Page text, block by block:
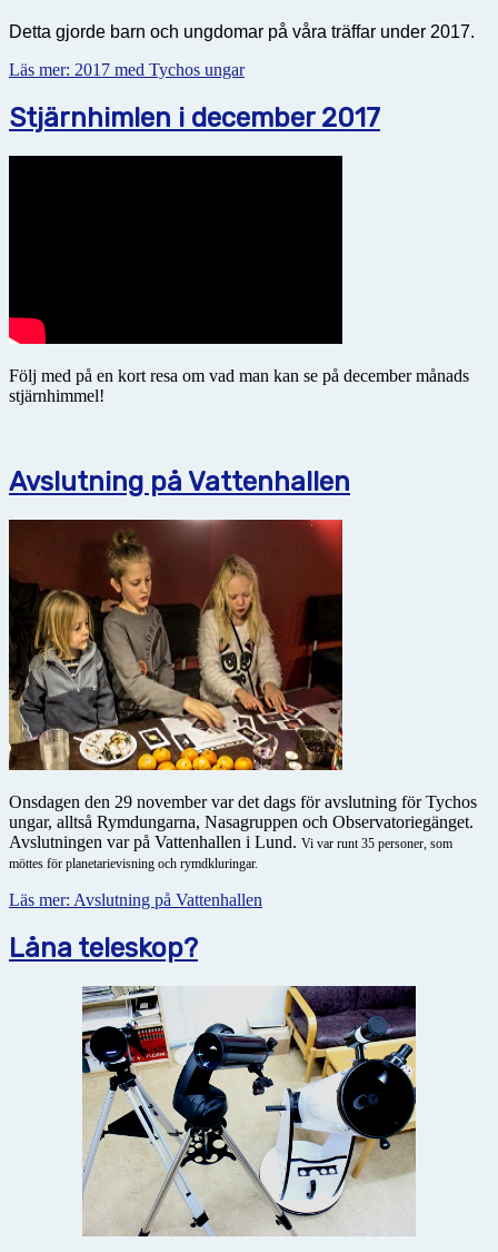
Detta gjorde barn och ungdomar på våra träffar under 2017.
Läs mer: 2017 med Tychos ungar
Stjärnhimlen i december 2017
Följ med på en kort resa om vad man kan se på december månads
stjärnhimmel!
Avslutning på Vattenhallen
Onsdagen den 29 november var det dags för avslutning för Tychos
ungar, alltså Rymdungarna, Nasagruppen och Observatoriegänget.
Avslutningen var på Vattenhallen i Lund. Vi var runt 35 personer, som
möttes för planetarievisning och rymdkluringar.
Läs mer: Avslutning på Vattenhallen
Låna teleskop?